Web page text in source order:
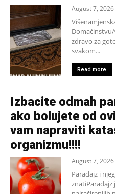
August 7, 2026
zdravo za
svakom...
Read more
Izbacite odmah
ako bolujete od
vam napraviti
organizmu!!!!
August 7, 2026
Paradajz i